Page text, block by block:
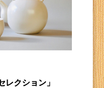
レクション」